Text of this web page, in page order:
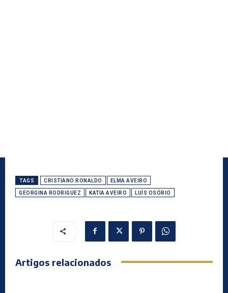
TAGS CRISTIANO RONALDO ELMA AVEIRO
GEORGINA RODRIGUEZ KATIA AVEIRO LUÍS OSÓRIO
Artigos relacionados